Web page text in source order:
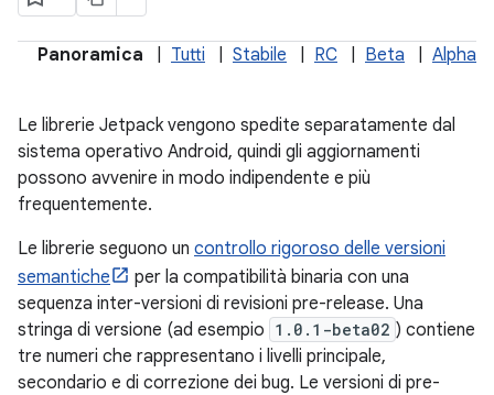
Panoramica Tutti Stabile RC Beta Alpha
Le librerie Jetpack vengono spedite separatamente dal
sistema operativo Android, quindi gli aggiornamenti
possono avvenire in modo indipendente e più
frequentemente.
Le librerie seguono un controllo rigoroso delle versioni
semantiche
per la compatibilità binaria con una
sequenza inter-versioni di revisioni pre-release. Una
stringa di versione (ad esempio 1.0.1-beta02 ) contiene
tre numeri che rappresentano i livelli principale,
secondario e di correzione dei bug. Le versioni di pre-